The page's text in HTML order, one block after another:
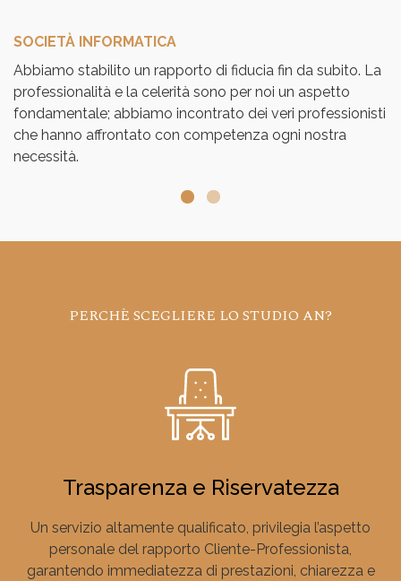
SOCIETÀ INFORMATICA
Abbiamo stabilito un rapporto di fiducia fin da subito. La
professionalità e la celerità sono per noi un aspetto
fondamentale; abbiamo incontrato dei veri professionisti
che hanno affrontato con competenza ogni nostra
necessità.
PERCHÈ SCEGLIERE LO STUDIO AN?
Trasparenza e Riservatezza
Un servizio altamente qualificato, privilegia l’aspetto
personale del rapporto Cliente-Professionista,
garantendo immediatezza di prestazioni, chiarezza e